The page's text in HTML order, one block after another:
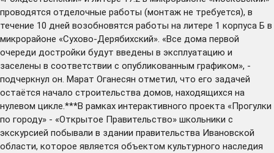
проводятся отделочные работы (монтаж не требуется), в
течение 10 дней возобновятся работы на литере 1 корпуса Б в
микрорайоне «Сухово-Дерябихский». «Все дома первой
очереди достройки будут введены в эксплуатацию и
заселены в соответствии с опубликованным графиком», -
подчеркнул он. Марат Оганесян отметил, что его задачей
остаётся начало строительства домов, находящихся на
нулевом цикле.***В рамках интерактивного проекта «Прогулки
по городу» - «Открытое Правительство» школьники с
экскурсией побывали в здании правительства Ивановской
области, которое является объектом культурного наследия